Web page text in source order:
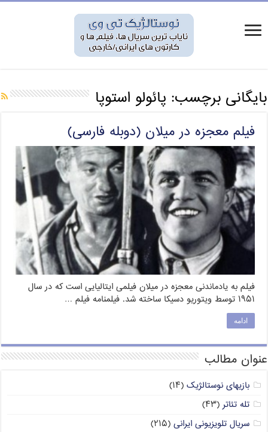
بایگانی برچسب: پائولو استوپا
فیلم معجزه در میلان (دوبله فارسی)
فیلم به یادماندنی معجزه در میلان فیلمی ایتالیایی است که در سال
۱۹۵۱ توسط ویتوریو دسیکا ساخته شد. فیلمنامه فیلم …
ادامه
عنوان مطالب
بازیهای نوستالژیک (۱۴)
تله تئاتر (۴۳)
سریال تلویزیونی ایرانی (۲۱۵)